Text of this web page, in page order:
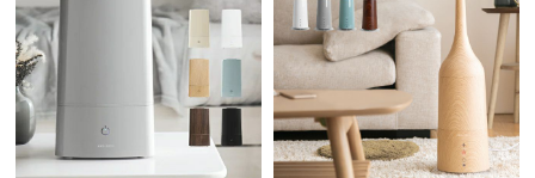
て
返
品・
キ
ャ